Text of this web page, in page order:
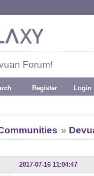
Forum!
Register Login
»
2017-07-16 11:04:47